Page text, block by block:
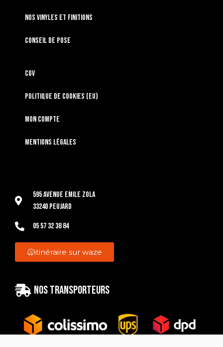
Nos vinyles et finitions
Conseil de pose
CGV
Politique de cookies (EU)
Mon compte
Mentions légales
595 Avenue Emile Zola
33240 Peujard
05 57 32 38 84
itinéraire sur waze
Nos transporteurs